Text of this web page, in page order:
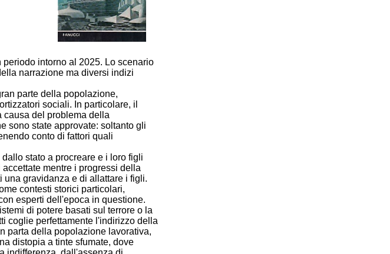
periodo intorno al 2025. Lo scenario
narrazione ma diversi indizi
parte della popolazione,
sociali. In particolare, il
causa del problema della
sono state approvate: soltanto gli
conto di fattori quali
stato a procreare e i loro figli
mentre i progressi della
gravidanza e di allattare i figli.
contesti storici particolari,
esperti dell'epoca in questione.
di potere basati sul terrore o la
coglie perfettamente l'indirizzo della
parta della popolazione lavorativa,
distopia a tinte sfumate, dove